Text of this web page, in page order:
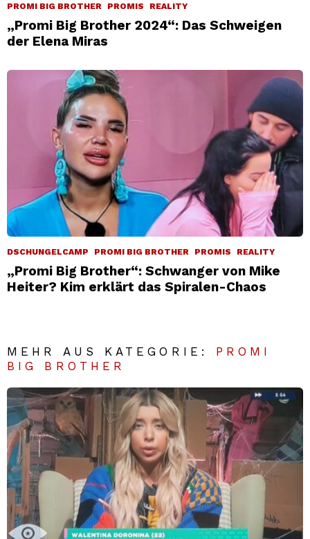
PROMI BIG BROTHER PROMIS REALITY
„Promi Big Brother 2024“: Das Schweigen
der Elena Miras
DSCHUNGELCAMP PROMI BIG BROTHER PROMIS REALITY
„Promi Big Brother“: Schwanger von Mike
Heiter? Kim erklärt das Spiralen-Chaos
MEHR AUS KATEGORIE: PROMI
BIG BROTHER